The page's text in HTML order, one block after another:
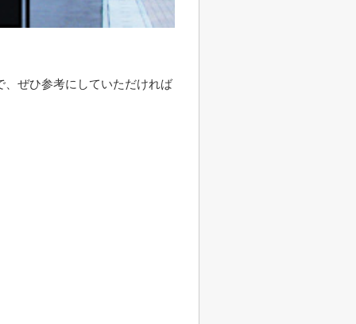
ぜひ参考にしていただければ